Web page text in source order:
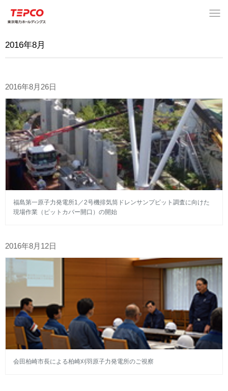
2016年8月
2016年8月26日
福島第一原子力発電所1／2号機排気筒ドレンサンプピット調査に向けた
現場作業（ピットカバー開口）の開始
2016年8月12日
会田柏崎市長による柏崎刈羽原子力発電所のご視察